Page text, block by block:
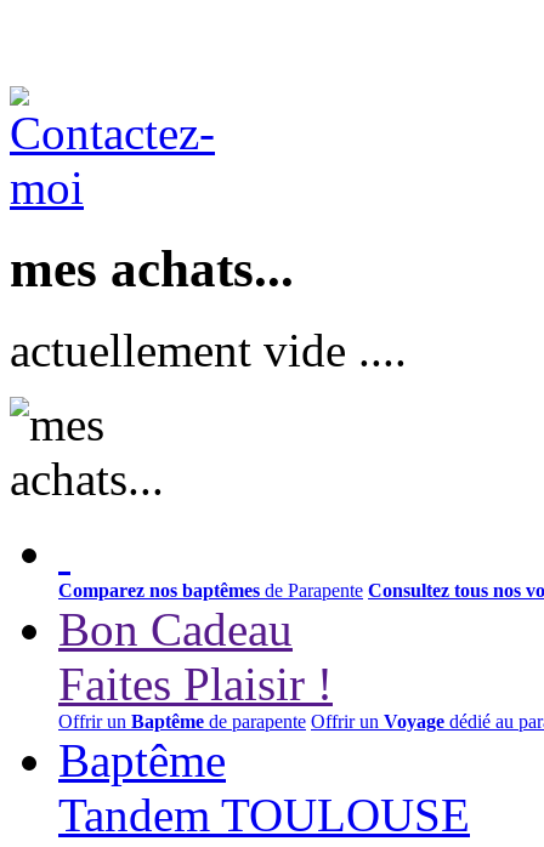
mes achats...
actuellement vide ....
Comparez nos baptêmes de Parapente Consultez tous nos
Bon Cadeau
Faites Plaisir !
Offrir un Baptême de parapente Offrir un Voyage dédié au
Baptême
Tandem TOULOUSE